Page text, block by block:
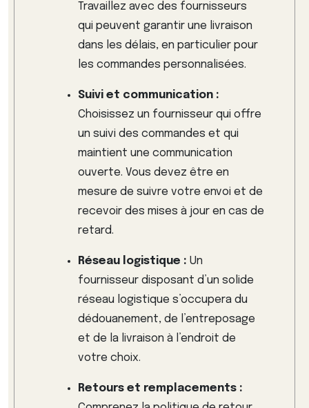
Travaillez avec des fournisseurs
qui peuvent garantir une livraison
dans les délais, en particulier pour
les commandes personnalisées.
Suivi et communication :
Choisissez un fournisseur qui offre
un suivi des commandes et qui
maintient une communication
ouverte. Vous devez être en
mesure de suivre votre envoi et de
recevoir des mises à jour en cas de
retard.
Réseau logistique : Un
fournisseur disposant d’un solide
réseau logistique s’occupera du
dédouanement, de l’entreposage
et de la livraison à l’endroit de
votre choix.
Retours et remplacements :